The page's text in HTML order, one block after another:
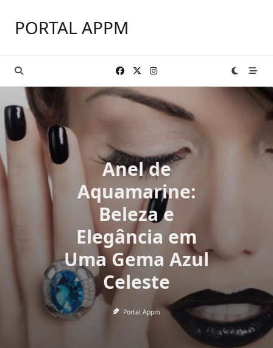
content
PORTAL APPM
Anel de
Aquamarine:
Beleza e
Elegância em
Uma Gema Azul
Celeste
Portal Appm